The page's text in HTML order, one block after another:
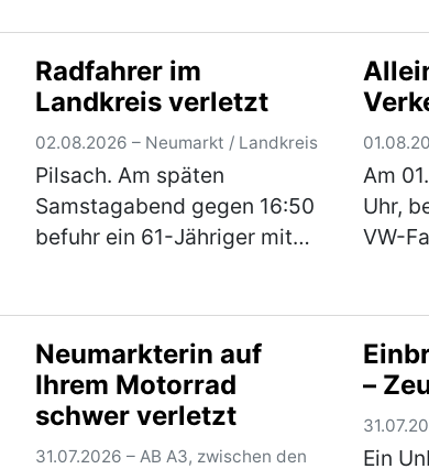
angefahren. Der Audi wurde
vorne links (Kotflügel und
Stoßs…(mehr)
ihrem
Radfahrer im
Landkreis verletzt
02.08.2026 – Neumarkt / Landkreis
Pilsach. Am späten
Samstagabend gegen 16:50
befuhr ein 61-Jähriger mit
einer Linkskurve kam er beim
Versuch einer Unebenheit a…
(mehr)
Am
Uhr,
VW-
stieß
Pkw
(mehr)
Neumarkterin auf
Ihrem Motorrad
schwer verletzt
31.07.2026 – AB A3, zwischen den
–
Ein